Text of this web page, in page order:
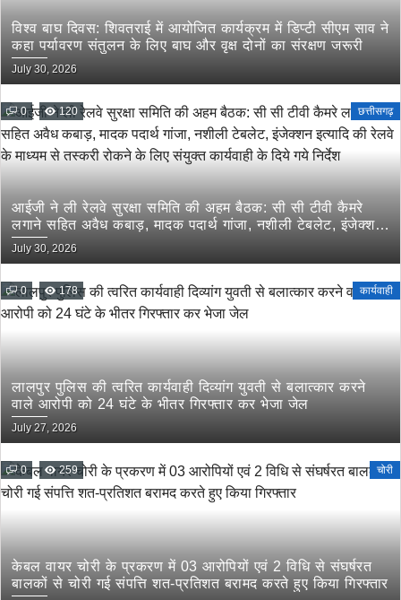
विश्व बाघ दिवस: शिवतराई में आयोजित कार्यक्रम में डिप्टी सीएम साव ने
कहा पर्यावरण संतुलन के लिए बाघ और वृक्ष दोनों का संरक्षण जरूरी
July 30, 2026
0 120 छत्तीसगढ़
आईजी ने ली रेलवे सुरक्षा समिति की अहम बैठक: सी सी टीवी कैमरे
लगाने सहित अवैध कबाड़, मादक पदार्थ गांजा, नशीली टेबलेट, इंजेक्शन
इत्यादि की रेलवे के माध्यम से तस्करी रोकने के लिए संयुक्त कार्यवाही
के दिये गये निर्देश
July 30, 2026
0 178 कार्यवाही
लालपुर पुलिस की त्वरित कार्यवाही दिव्यांग युवती से बलात्कार करने
वाले आरोपी को 24 घंटे के भीतर गिरफ्तार कर भेजा जेल
July 27, 2026
0 259 चोरी
केबल वायर चोरी के प्रकरण में 03 आरोपियों एवं 2 विधि से संघर्षरत
बालकों से चोरी गई संपत्ति शत-प्रतिशत बरामद करते हुए किया गिरफ्तार